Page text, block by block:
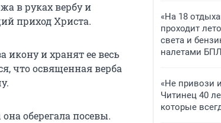
в руках вербу и
приход Христа.
икону и хранят ее весь
что освященная верба
оберегала посевы.
«На 18
проходит
света и
налетами
«Не привози
Читинец 40
которые